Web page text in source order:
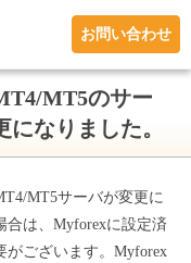
お問い合わせ
MT5のサー
なりました。
MT5サーバが変更に
合は、Myforexに設定済
がございます。Myforex